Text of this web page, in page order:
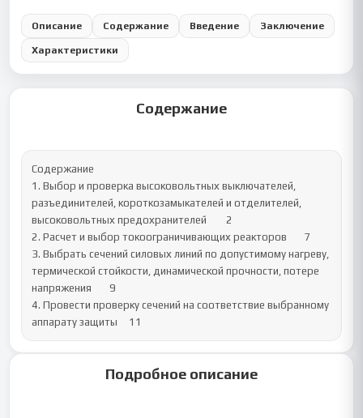
Описание Содержание Введение Заключение
Характеристики
Содержание
Содержание
1. Выбор и проверка высоковольтных выключателей,
разъединителей, короткозамыкателей и отделителей,
высоковольтных предохранителей	2
2. Расчет и выбор токоограничивающих реакторов	7
3. Выбрать сечений силовых линий по допустимому нагреву,
термической стойкости, динамической прочности, потере
напряжения	9
4. Провести проверку сечений на соответствие выбранному
аппарату защиты	11
Подробное описание